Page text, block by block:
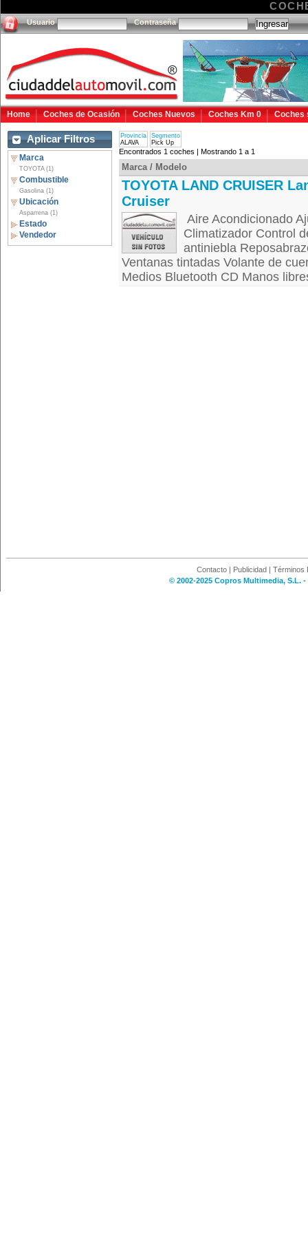
Usuario Contraseña
Home Coches de Ocasión Coches Nuevos Coches Km 0 Coches
Aplicar Filtros
Marca
TOYOTA (1)
Combustible
Gasolina (1)
Ubicación
Asparrena (1)
Estado
Vendedor
Provincia
ALAVA
Segmento
Pick Up
Encontrados 1 coches | Mostrando 1 a 1
Marca / Modelo
TOYOTA LAND CRUISER
Cruiser
Aire Acondicionado
Climatizador Control
antiniebla
Ventanas tintadas Volante de
Medios Bluetooth CD Manos
Contacto | Publicidad | Términos
© 2002-2025 Copros Multimedia, S.L.